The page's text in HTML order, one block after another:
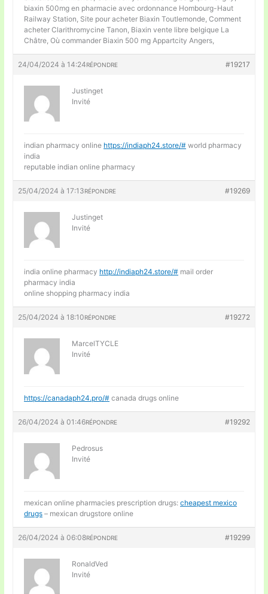
biaxin 500mg en pharmacie avec ordonnance Hombourg-Haut
Railway Station, Site pour acheter Biaxin Toutlemonde, Comment
acheter Clarithromycine Tanon, Biaxin vente libre belgique La
Châtre, Où commander Biaxin 500 mg Appartcity Angers,
24/04/2024 à 14:24 #19217
RÉPONDRE
Justinget
Invité
indian pharmacy online https://indiaph24.store/# world pharmacy
india
reputable indian online pharmacy
25/04/2024 à 17:13 #19269
RÉPONDRE
Justinget
Invité
india online pharmacy http://indiaph24.store/# mail order
pharmacy india
online shopping pharmacy india
25/04/2024 à 18:10 #19272
RÉPONDRE
MarcelTYCLE
Invité
https://canadaph24.pro/# canada drugs online
26/04/2024 à 01:46 #19292
RÉPONDRE
Pedrosus
Invité
mexican online pharmacies prescription drugs:cheapest mexico
drugs – mexican drugstore online
26/04/2024 à 06:08 #19299
RÉPONDRE
RonaldVed
Invité